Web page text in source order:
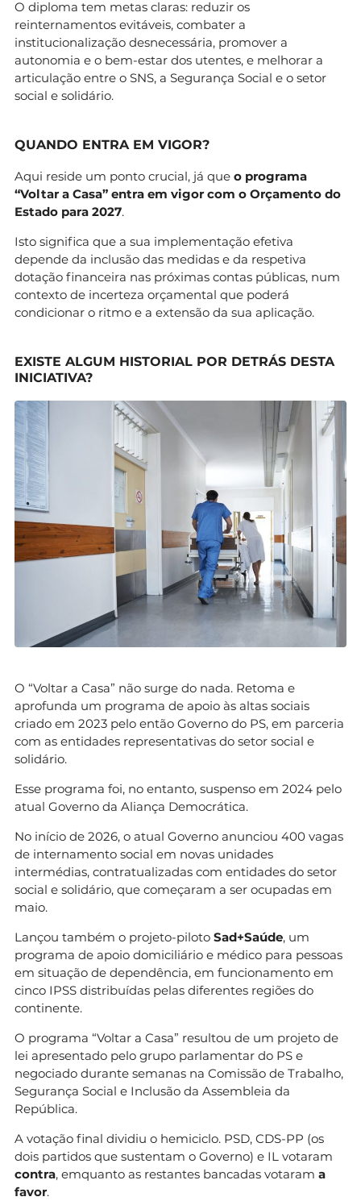
O diploma tem metas claras: reduzir os
reinternamentos evitáveis, combater a
institucionalização desnecessária, promover a
autonomia e o bem-estar dos utentes, e melhorar a
articulação entre o SNS, a Segurança Social e o setor
social e solidário.
QUANDO ENTRA EM VIGOR?
Aqui reside um ponto crucial, já que o programa
“Voltar a Casa” entra em vigor com o Orçamento do
Estado para 2027.
Isto significa que a sua implementação efetiva
depende da inclusão das medidas e da respetiva
dotação financeira nas próximas contas públicas, num
contexto de incerteza orçamental que poderá
condicionar o ritmo e a extensão da sua aplicação.
EXISTE ALGUM HISTORIAL POR DETRÁS DESTA
INICIATIVA?
O “Voltar a Casa” não surge do nada. Retoma e
aprofunda um programa de apoio às altas sociais
criado em 2023 pelo então Governo do PS, em parceria
com as entidades representativas do setor social e
solidário.
Esse programa foi, no entanto, suspenso em 2024 pelo
atual Governo da Aliança Democrática.
No início de 2026, o atual Governo anunciou 400 vagas
de internamento social em novas unidades
intermédias, contratualizadas com entidades do setor
social e solidário, que começaram a ser ocupadas em
maio.
Lançou também o projeto-piloto Sad+Saúde, um
programa de apoio domiciliário e médico para pessoas
em situação de dependência, em funcionamento em
cinco IPSS distribuídas pelas diferentes regiões do
continente.
O programa “Voltar a Casa” resultou de um projeto de
lei apresentado pelo grupo parlamentar do PS e
negociado durante semanas na Comissão de Trabalho,
Segurança Social e Inclusão da Assembleia da
República.
A votação final dividiu o hemiciclo. PSD, CDS-PP (os
dois partidos que sustentam o Governo) e IL votaram
contra, emquanto as restantes bancadas votaram a
favor.